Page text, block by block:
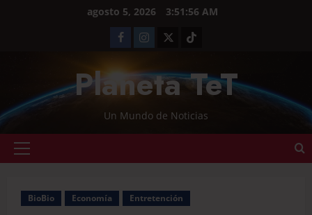
agosto 5, 2026 3:51:57 AM
Planeta TeT
Un Mundo de Noticias
BioBio Economía Entretención